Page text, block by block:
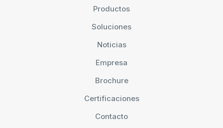
Productos
Soluciones
Noticias
Empresa
Brochure
Certificaciones
Contacto